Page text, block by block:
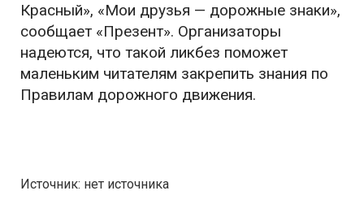
Красный», «Мои друзья — дорожные знаки»,
сообщает «Презент». Организаторы
надеются, что такой ликбез поможет
маленьким читателям закрепить знания по
Правилам дорожного движения.
Источник: нет источника